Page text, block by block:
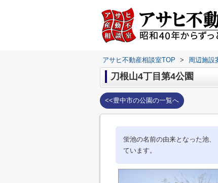
アサヒ不動産相談室TOP > 周辺施設
刀根山4丁目第4公園
<<豊中市の公園の一覧へ
蛍池の名前の由来となった池
ています。